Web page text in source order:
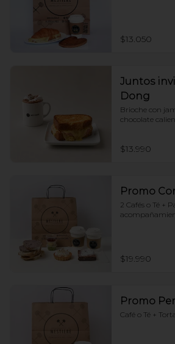
$13.050
Juntos
Dong
Brioche con
chocolate
$13.990
Promo
2 Cafés o Té +
$19.990
Promo
Café o Té +